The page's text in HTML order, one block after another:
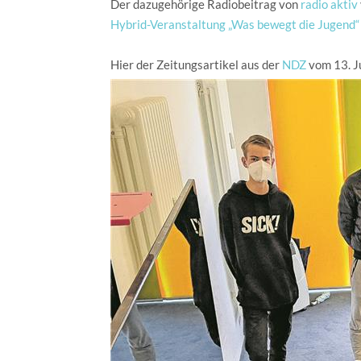
Der dazugehörige Radiobeitrag von radio aktiv
Hybrid-Veranstaltung „Was bewegt die Jugend“
Hier der Zeitungsartikel aus der NDZvom 13.